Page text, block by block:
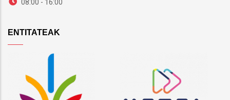
08:00 - 16:00
ENTITATEAK